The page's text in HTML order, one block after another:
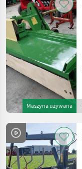
Maszyna używana